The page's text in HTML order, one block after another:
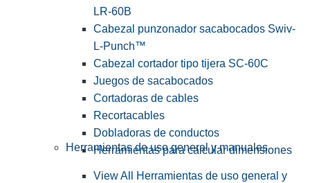
LR-60B
Cabezal punzonador sacabocados Swiv-
L-Punch™
Cabezal cortador tipo tijera SC-60C
Juegos de sacabocados
Cortadoras de cables
Recortacables
Dobladoras de conductos
Herramientas para calcular dimensiones
Herramientas de uso general y manuales
View All Herramientas de uso general y